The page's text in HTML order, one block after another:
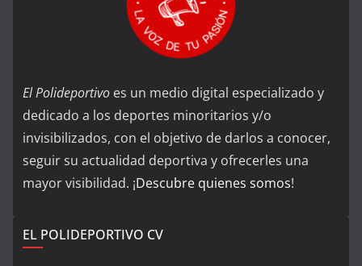
El Polideportivo es un medio digital especializado y
dedicado a los deportes minoritarios y/o
invisibilizados, con el objetivo de darlos a conocer,
seguir su actualidad deportiva y ofrecerles una
mayor visibilidad. ¡Descubre quienes somos!
EL POLIDEPORTIVO CV